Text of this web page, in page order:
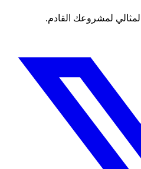
لمشروعك القادم.